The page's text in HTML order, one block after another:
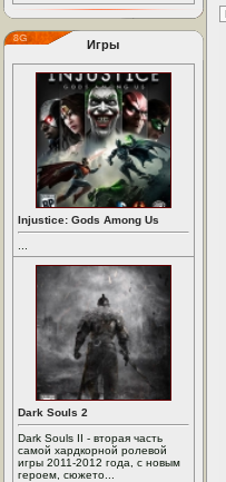
Игры
Injustice: Gods Among Us
Dark Souls 2
Dark Souls II - вторая часть
самой хардкорной ролевой
игры 2011-2012 года, с новым
героем, сюжето...